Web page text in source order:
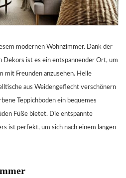
modernen Wohnzimmer. Dank der
Dekors ist es ein entspannender Ort, um
mit Freunden anzusehen. Helle
aus Weidengeflecht verschönern
Teppichboden ein bequemes
Füße bietet. Die entspannte
ist perfekt, um sich nach einem langen